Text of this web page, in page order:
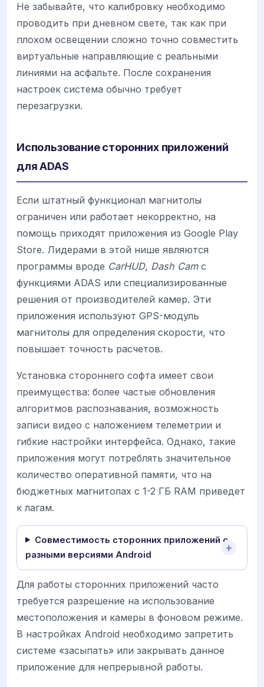
Не забывайте, что калибровку необходимо
проводить при дневном свете, так как при
плохом освещении сложно точно совместить
виртуальные направляющие с реальными
линиями на асфальте. После сохранения
настроек система обычно требует
перезагрузки.
Использование сторонних приложений
для ADAS
Если штатный функционал магнитолы
ограничен или работает некорректно, на
помощь приходят приложения из Google Play
Store. Лидерами в этой нише являются
программы вроде CarHUD, Dash Camс
функциями ADAS или специализированные
решения от производителей камер. Эти
приложения используют GPS-модуль
магнитолы для определения скорости, что
повышает точность расчетов.
Установка стороннего софта имеет свои
преимущества: более частые обновления
алгоритмов распознавания, возможность
записи видео с наложением телеметрии и
гибкие настройки интерфейса. Однако, такие
приложения могут потреблять значительное
количество оперативной памяти, что на
бюджетных магнитолах с 1-2 ГБ RAM приведет
к лагам.
Совместимость сторонних приложений с
разными версиями Android
Для работы сторонних приложений часто
требуется разрешение на использование
местоположения и камеры в фоновом режиме.
В настройках Android необходимо запретить
системе «засыпать» или закрывать данное
приложение для непрерывной работы.